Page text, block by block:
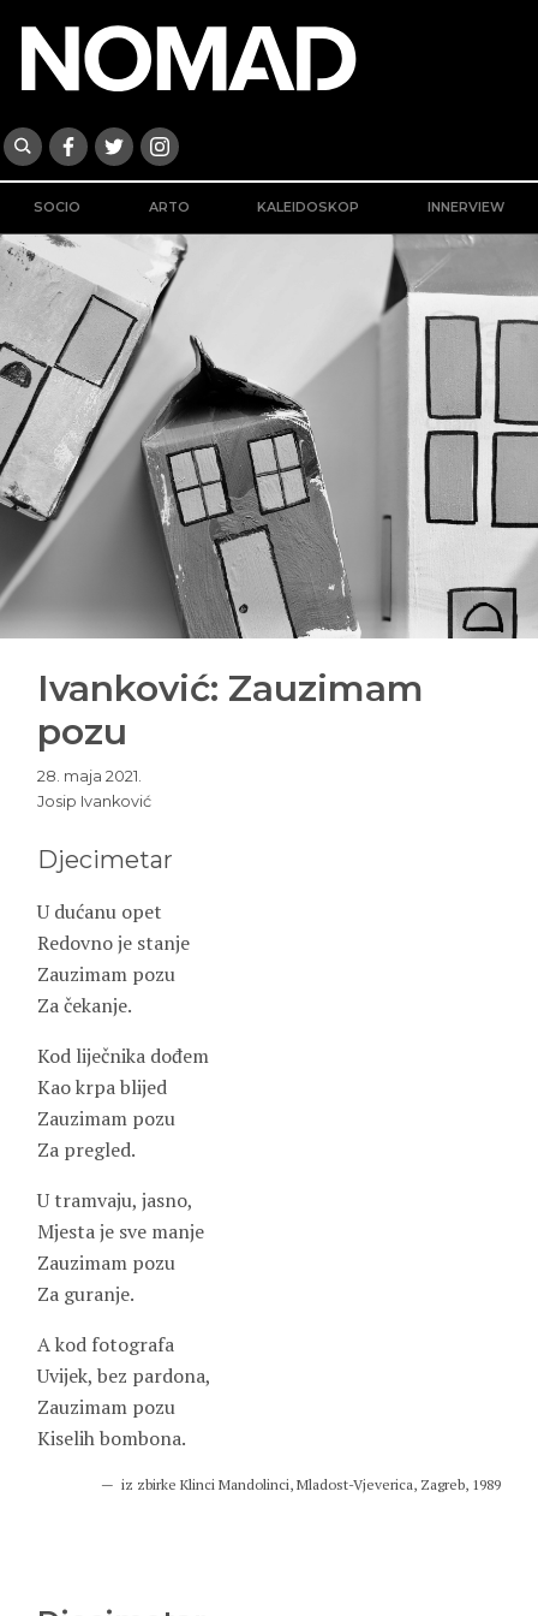
SOCIO ARTO KALEIDOSKOP INNERVIEW
Ivanković: Zauzimam
pozu
28. maja 2021.
Josip Ivanković
Djecimetar
U dućanu opet
Redovno je stanje
Zauzimam pozu
Za čekanje.
Kod liječnika dođem
Kao krpa blijed
Zauzimam pozu
Za pregled.
U tramvaju, jasno,
Mjesta je sve manje
Zauzimam pozu
Za guranje.
A kod fotografa
Uvijek, bez pardona,
Zauzimam pozu
Kiselih bombona.
iz zbirke Klinci Mandolinci, Mladost-Vjeverica, Zagreb, 1989